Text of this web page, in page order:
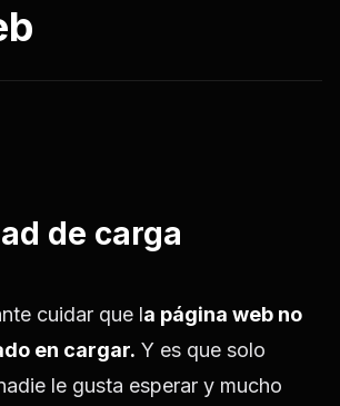
de carga
cuidar que la página web no
en cargar. Y es que solo
le gusta esperar y mucho